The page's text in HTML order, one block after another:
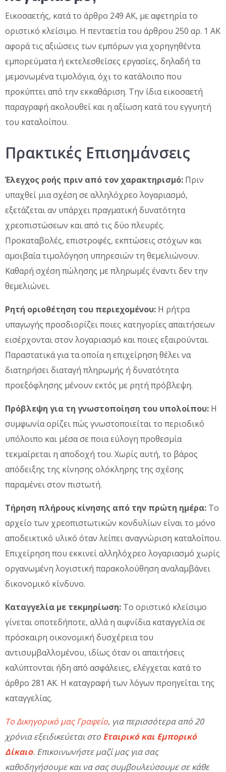
Εικοσαετής, κατά το άρθρο 249 ΑΚ, με αφετηρία το
οριστικό κλείσιμο. Η πενταετία του άρθρου 250 αρ. 1 ΑΚ
αφορά τις αξιώσεις των εμπόρων για χορηγηθέντα
εμπορεύματα ή εκτελεσθείσες εργασίες, δηλαδή τα
μεμονωμένα τιμολόγια, όχι το κατάλοιπο που
προκύπτει από την εκκαθάριση. Την ίδια εικοσαετή
παραγραφή ακολουθεί και η αξίωση κατά του εγγυητή
του καταλοίπου.
Πρακτικές Επισημάνσεις
Έλεγχος ροής πριν από τον χαρακτηρισμό: Πριν
υπαχθεί μια σχέση σε αλληλόχρεο λογαριασμό,
εξετάζεται αν υπάρχει πραγματική δυνατότητα
χρεοπιστώσεων και από τις δύο πλευρές.
Προκαταβολές, επιστροφές, εκπτώσεις στόχων και
αμοιβαία τιμολόγηση υπηρεσιών τη θεμελιώνουν.
Καθαρή σχέση πώλησης με πληρωμές έναντι δεν την
θεμελιώνει.
Ρητή οριοθέτηση του περιεχομένου: Η ρήτρα
υπαγωγής προσδιορίζει ποιες κατηγορίες απαιτήσεων
εισέρχονται στον λογαριασμό και ποιες εξαιρούνται.
Παραστατικά για τα οποία η επιχείρηση θέλει να
διατηρήσει διαταγή πληρωμής ή δυνατότητα
προεξόφλησης μένουν εκτός με ρητή πρόβλεψη.
Πρόβλεψη για τη γνωστοποίηση του υπολοίπου: Η
συμφωνία ορίζει πώς γνωστοποιείται το περιοδικό
υπόλοιπο και μέσα σε ποια εύλογη προθεσμία
τεκμαίρεται η αποδοχή του. Χωρίς αυτή, το βάρος
απόδειξης της κίνησης ολόκληρης της σχέσης
παραμένει στον πιστωτή.
Τήρηση πλήρους κίνησης από την πρώτη ημέρα: Το
αρχείο των χρεοπιστωτικών κονδυλίων είναι το μόνο
αποδεικτικό υλικό όταν λείπει αναγνώριση καταλοίπου.
Επιχείρηση που εκκινεί αλληλόχρεο λογαριασμό χωρίς
οργανωμένη λογιστική παρακολούθηση αναλαμβάνει
δικονομικό κίνδυνο.
Καταγγελία με τεκμηρίωση: Το οριστικό κλείσιμο
γίνεται οποτεδήποτε, αλλά η αιφνίδια καταγγελία σε
πρόσκαιρη οικονομική δυσχέρεια του
αντισυμβαλλομένου, ιδίως όταν οι απαιτήσεις
καλύπτονται ήδη από ασφάλειες, ελέγχεται κατά το
άρθρο 281 ΑΚ. Η καταγραφή των λόγων προηγείται της
καταγγελίας.
Το Δικηγορικό μας Γραφείο, για περισσότερα από 20
χρόνια εξειδικεύεται στο Εταιρικό και Εμπορικό
Δίκαιο. Επικοινωνήστε μαζί μας για σας
καθοδηγήσουμε και να σας συμβουλεύσουμε σε κάθε